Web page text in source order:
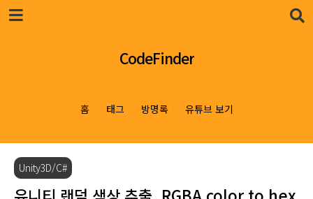
본문 바로가기
CodeFinder
홈 태그 방명록 유튜브 보기
Unity3D/C#